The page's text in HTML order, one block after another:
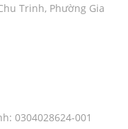
Trinh, Phường Gia
0304028624-001